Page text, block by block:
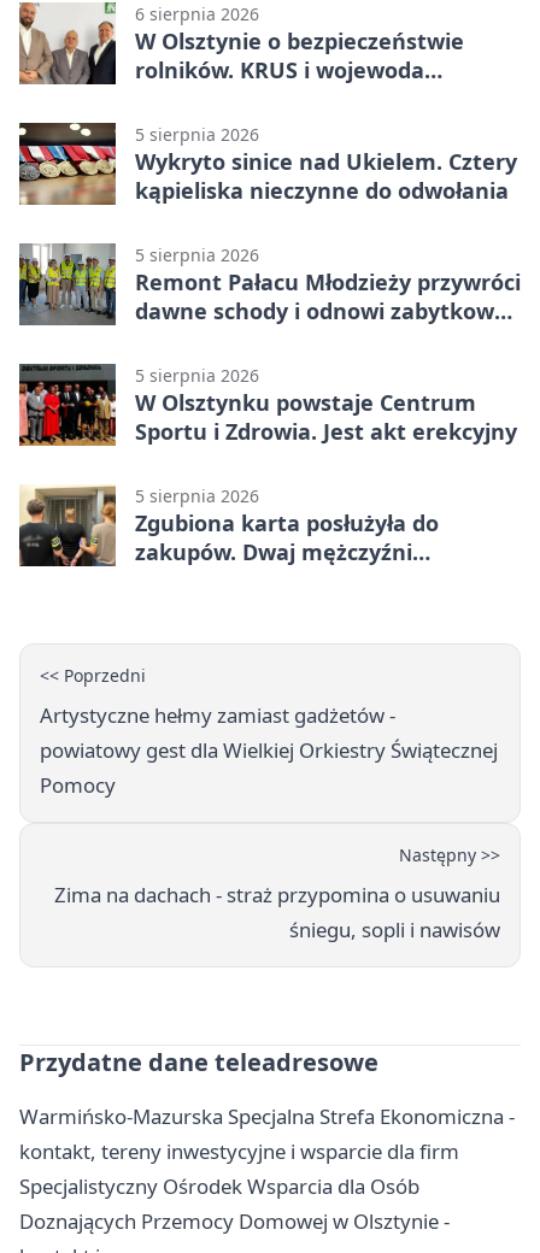
6 sierpnia 2026
W Olsztynie o bezpieczeństwie
rolników. KRUS i wojewoda
5 sierpnia 2026
Wykryto sinice nad Ukielem. Cztery
kąpieliska nieczynne do odwołania
5 sierpnia 2026
Remont Pałacu Młodzieży przywróci
dawne schody i odnowi zabytkowy
5 sierpnia 2026
W Olsztynku powstaje Centrum
Sportu i Zdrowia. Jest akt erekcyjny
5 sierpnia 2026
Zgubiona karta posłużyła do
zakupów. Dwaj mężczyźni
<< Poprzedni
Artystyczne hełmy zamiast gadżetów -
powiatowy gest dla Wielkiej Orkiestry Świątecznej
Pomocy
Następny >>
Zima na dachach - straż przypomina o usuwaniu
śniegu, sopli i nawisów
Przydatne dane teleadresowe
Warmińsko-Mazurska Specjalna Strefa Ekonomiczna -
kontakt, tereny inwestycyjne i wsparcie dla firm
Specjalistyczny Ośrodek Wsparcia dla Osób
Doznających Przemocy Domowej w Olsztynie -